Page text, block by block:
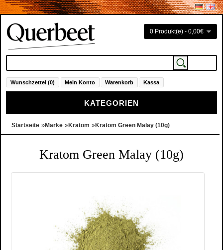
0 Produkt(e) - 0,00€
Wunschzettel (0) Mein Konto Warenkorb Kassa
KATEGORIEN
Startseite »Marke »Kratom »Kratom Green Malay (10g)
Kratom Green Malay (10g)